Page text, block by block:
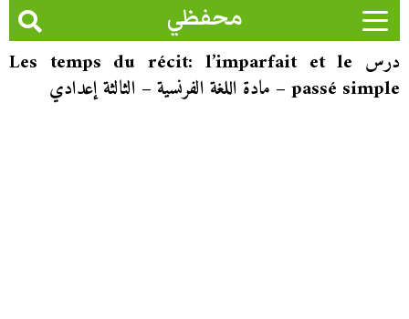
محفظي
درس Les temps du récit: l’imparfait et le
passé simple – مادة اللغة الفرنسية – الثالثة إعدادي